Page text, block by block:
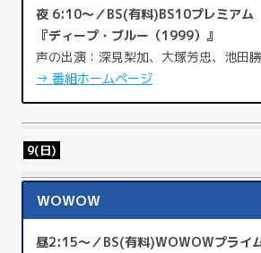
夜 6:10～／BS(有料)BS10プレミアム
『ディープ・ブルー（1999）』
声の出演：深見梨加、大塚芳忠、池田
→ 番組ホームページ
9(日)
WOWOW
昼2:15～／BS(有料)WOWOWプライ